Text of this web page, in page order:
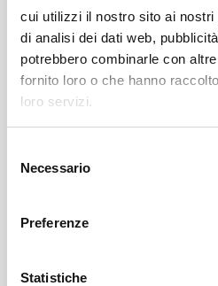
cui utilizzi il nostro sito ai
di analisi dei dati web,
potrebbero combinarle con
fornito loro o che hanno
loro servizi.
Necessario
Preferenze
Statistiche
etichettatura-pallet/
etichettatura-pallet/"
0px 0px; border: 0px;
0px; vertical-align:
color: rgb(18, 18, 18);
none; transition: color
palet gotowych model
Taśmy transportowe
Kompletny system